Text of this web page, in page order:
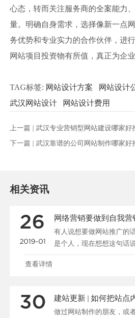
心态，转而关注服务商的全案能力
量。明确自身需求，选择像新一点
务优势和专业实力的合作伙伴，进
网站项目投资物有所值，真正为企业
TAG标签: 网站设计方案 网站设计
武汉网站设计
网站设计费用
上一篇 | 武汉专业营销型网站建设哪家好
下一篇 | 武汉靠谱的公司网站制作哪家好
相关资讯
26
2019-01
网络营销要做到自我营
有人说想要做网站推广的
是个人，现在想想这句话
公司又何曾不是在......
查看详情
30
做过网站制作的朋友，或